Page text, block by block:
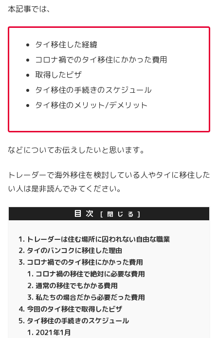
本記事では、
タイ移住した経緯
コロナ禍でのタイ移住にかかった費用
取得したビザ
タイ移住の手続きのスケジュール
タイ移住のメリット/デメリット
などについてお伝えしたいと思います。
トレーダーで海外移住を検討している人やタイに移住した
い人は是非読んでみてください。
目次
トレーダーは住む場所に囚われない自由な職業
タイのバンコクに移住した理由
コロナ禍でのタイ移住にかかった費用
コロナ禍の移住で絶対に必要な費用
通常の移住でもかかる費用
私たちの場合だから必要だった費用
今回のタイ移住で取得したビザ
タイ移住の手続きのスケジュール
2021年1月